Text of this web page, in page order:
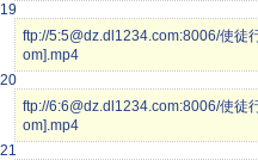
19
ftp://5:5@dz.dl1234.com:8006/使徒
om].mp4
20
ftp://6:6@dz.dl1234.com:8006/使徒
om].mp4
21